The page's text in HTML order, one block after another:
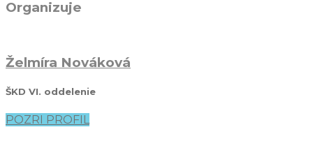
Organizuje
Želmíra Nováková
ŠKD VI. oddelenie
POZRI PROFIL